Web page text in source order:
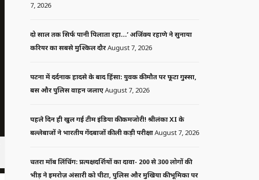
7, 2026
दो साल तक सिर्फ पानी पिलाता रहा…’ अजिंक्य रहाणे ने सुनाया
करियर का सबसे मुश्किल दौरAugust 7, 2026
पटना में दर्दनाक हादसे के बाद हिंसा: युवक की मौत पर फूटा गुस्सा,
बस और पुलिस वाहन जलाएAugust 7, 2026
पहले दिन ही खुल गई टीम इंडिया की कमजोरी! श्रीलंका XI के
बल्लेबाजों ने भारतीय गेंदबाजों की ली कड़ी परीक्षाAugust 7, 2026
चतरा मॉब लिंचिंग: प्रत्यक्षदर्शियों का दावा- 200 से 300 लोगों की
भीड़ ने इमरोज़ अंसारी को पीटा, पुलिस और मुखिया की भूमिका पर